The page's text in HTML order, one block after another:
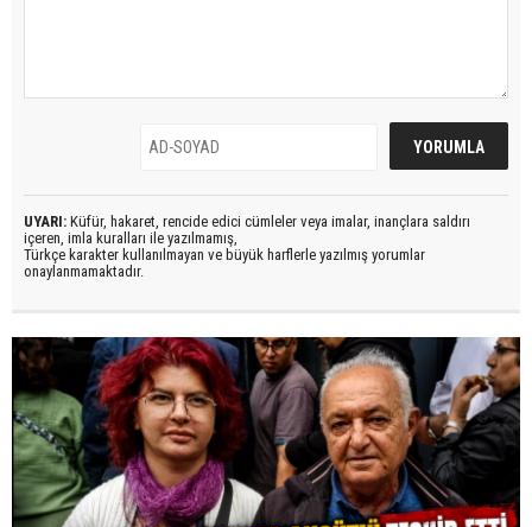
UYARI: Küfür, hakaret, rencide edici cümleler veya imalar, inançlara saldırı
içeren, imla kuralları ile yazılmamış,
Türkçe karakter kullanılmayan ve büyük harflerle yazılmış yorumlar
onaylanmamaktadır.